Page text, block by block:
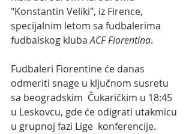
"Konstantin Veliki", iz Firence,
specijalnim letom sa fudbalerima
fudbalskog kluba ACF Fiorentina.
Fudbaleri Fiorentine će danas
odmeriti snage u ključnom susretu
sa beogradskim  Čukaričkim u 18:45
u Leskovcu, gde će odigrati utakmicu
u grupnoj fazi Lige  konferencije.